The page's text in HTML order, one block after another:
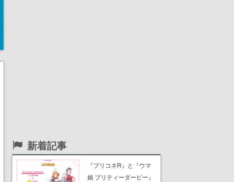
新着記事
『プリコネR』と『ウマ
娘 プリティーダービー』